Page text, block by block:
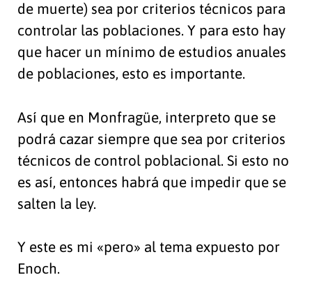
de muerte) sea por criterios técnicos para
controlar las poblaciones. Y para esto hay
que hacer un mínimo de estudios anuales
de poblaciones, esto es importante.
Así que en Monfragüe, interpreto que se
podrá cazar siempre que sea por criterios
técnicos de control poblacional. Si esto no
es así, entonces habrá que impedir que se
salten la ley.
Y este es mi «pero» al tema expuesto por
Enoch.